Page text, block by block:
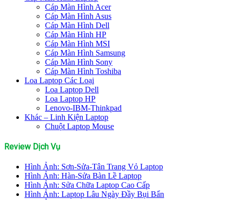
Cáp Màn Hình Acer
Cáp Màn Hình Asus
Cáp Màn Hình Dell
Cáp Màn Hình HP
Cáp Màn Hình MSI
Cáp Màn Hình Samsung
Cáp Màn Hình Sony
Cáp Màn Hình Toshiba
Loa Laptop Các Loại
Loa Laptop Dell
Loa Laptop HP
Lenovo-IBM-Thinkpad
Khác – Linh Kiện Laptop
Chuột Laptop Mouse
Review Dịch Vụ
Hình Ảnh: Sơn-Sửa-Tân Trang Vỏ Laptop
Hình Ảnh: Hàn-Sửa Bàn Lề Laptop
Hình Ảnh: Sửa Chữa Laptop Cao Cấp
Hình Ảnh: Laptop Lâu Ngày Đầy Bụi Bẩn